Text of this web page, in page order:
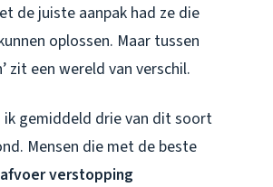
de juiste aanpak had ze die
oplossen. Maar tussen
zit een wereld van verschil.
ik gemiddeld drie van dit soort
Mensen die met de beste
afvoer verstopping